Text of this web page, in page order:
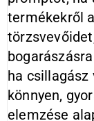
termékekről
ha csillagász
könnyen,
elemzése